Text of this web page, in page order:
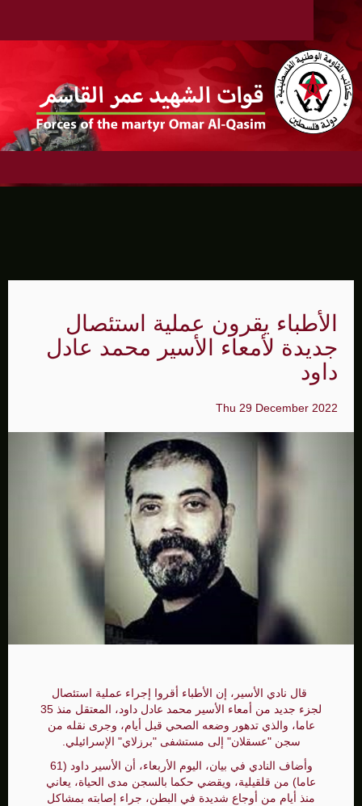
الأطباء يقرون عملية استئصال
جديدة لأمعاء الأسير محمد عادل
داود
Thu 29 December 2022
قال نادي الأسير، إن الأطباء أقروا إجراء عملية استئصال
لجزء جديد من أمعاء الأسير محمد عادل داود، المعتقل منذ 35
عاما، والذي تدهور وضعه الصحي قبل أيام، وجرى نقله من
سجن "عسقلان" إلى مستشفى "برزلاي" الإسرائيلي.
وأضاف النادي في بيان، اليوم الأربعاء، أن الأسير داود (61
عاما) من قلقيلية، ويقضي حكما بالسجن مدى الحياة، يعاني
منذ أيام من أوجاع شديدة في البطن، جراء إصابته بمشاكل